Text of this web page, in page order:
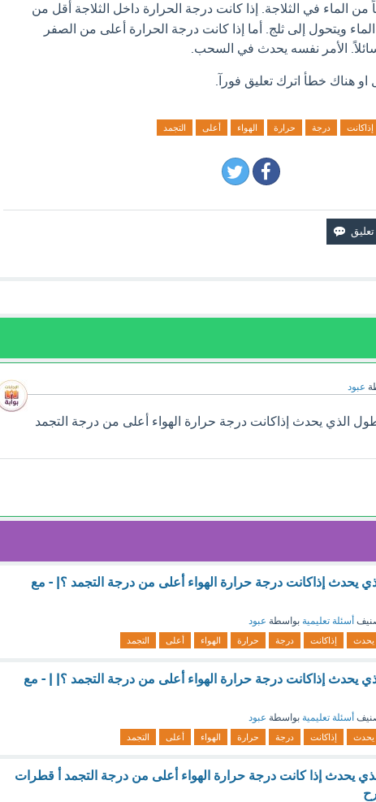
من الماء في الثلاجة. إذا كانت درجة الحرارة داخل الثلاجة أقل من
ويتحول إلى ثلج. أما إذا كانت درجة الحرارة أعلى من الصفر
الأمر نفسه يحدث في السحب.
او هناك خطأ اترك تعليق فورآ.
إذاكانت درجة حرارة الهواء أعلى التجمد
عبود
الذي يحدث إذاكانت درجة حرارة الهواء أعلى من درجة التجمد
يحدث إذاكانت درجة حرارة الهواء أعلى من درجة التجمد ؟| - مع
أسئلة تعليمية بواسطة عبود
يحدث إذاكانت درجة حرارة الهواء أعلى التجمد
يحدث إذاكانت درجة حرارة الهواء أعلى من درجة التجمد ؟| | - مع
أسئلة تعليمية بواسطة عبود
يحدث إذاكانت درجة حرارة الهواء أعلى التجمد
يحدث إذا كانت درجة حرارة الهواء أعلى من درجة التجمد أ قطرات